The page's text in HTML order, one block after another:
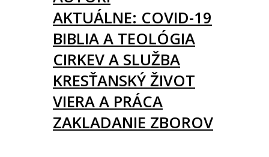
AKTUÁLNE: COVID-19
BIBLIA A TEOLÓGIA
CIRKEV A SLUŽBA
KRESŤANSKÝ ŽIVOT
VIERA A PRÁCA
ZAKLADANIE ZBOROV